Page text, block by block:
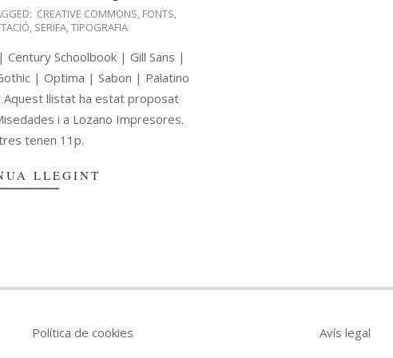
CREATIVE COMMONS FONTS
SERIFA ,TIPOGRAFIA
Schoolbook | Gill Sans |
| Optima | Sabon | Palatino
llistat ha estat proposat
i a Lozano Impresores.
tenen 11p.
LLEGINT
Política de cookies Avís legal